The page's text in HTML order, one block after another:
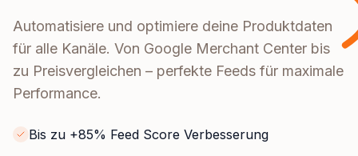
Automatisiere und optimiere deine Produktdaten
für alle Kanäle. Von Google Merchant Center bis
zu Preisvergleichen – perfekte Feeds für maximale
Performance.
Bis zu +85% Feed Score Verbesserung